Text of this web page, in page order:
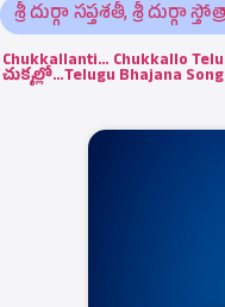
శ్రీ దుర్గా సప్తశతీ, శ్రీ దుర్గా
Chukkallanti… Chukkallo
చుక్కల్లో…Telugu Bhajana